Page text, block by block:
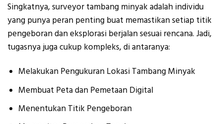
Singkatnya, surveyor tambang minyak adalah individu
yang punya peran penting buat memastikan setiap titik
pengeboran dan eksplorasi berjalan sesuai rencana. Jadi,
tugasnya juga cukup kompleks, di antaranya:
Melakukan Pengukuran Lokasi Tambang Minyak
Membuat Peta dan Pemetaan Digital
Menentukan Titik Pengeboran